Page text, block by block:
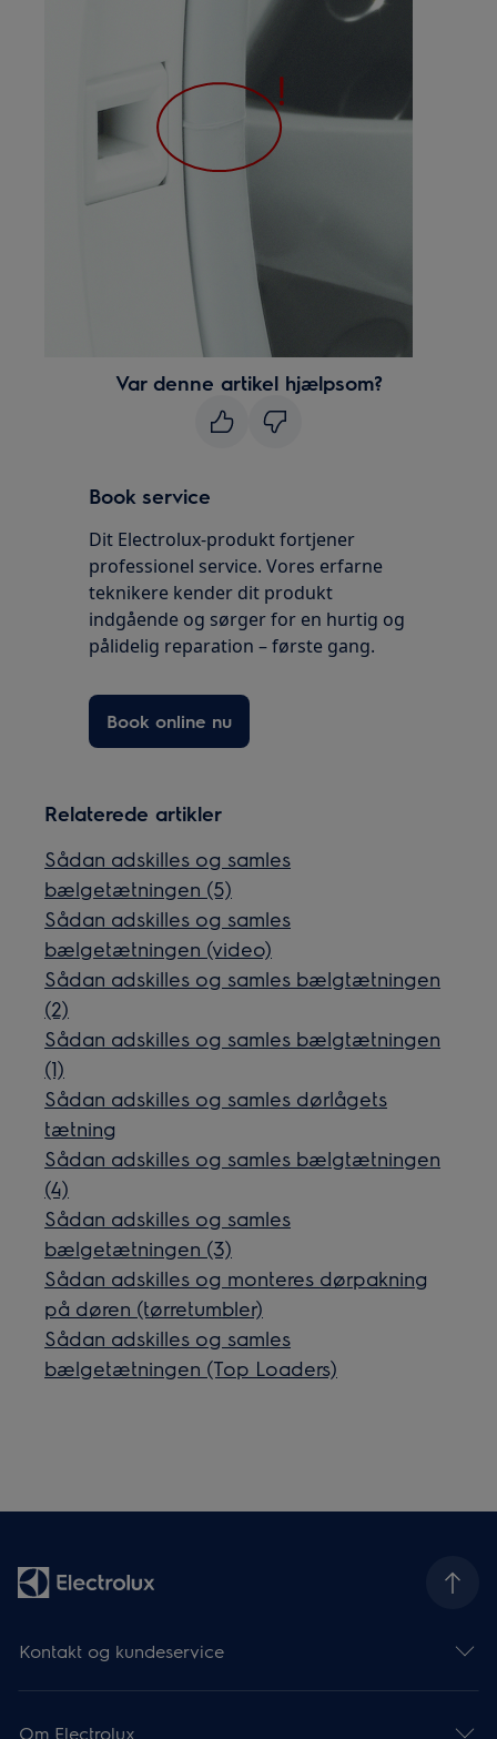
Var denne artikel hjælpsom?
Book service
Dit Electrolux-produkt fortjener
professionel service. Vores erfarne
teknikere kender dit produkt
indgående og sørger for en hurtig og
pålidelig reparation – første gang.
Book online nu
Relaterede artikler
Sådan adskilles og samles
bælgetætningen (5)
Sådan adskilles og samles
bælgetætningen (video)
Sådan adskilles og samles bælgtætningen
(2)
Sådan adskilles og samles bælgtætningen
(1)
Sådan adskilles og samles dørlågets
tætning
Sådan adskilles og samles bælgtætningen
(4)
Sådan adskilles og samles
bælgetætningen (3)
Sådan adskilles og monteres dørpakning
på døren (tørretumbler)
Sådan adskilles og samles
bælgetætningen (Top Loaders)
Kontakt og kundeservice
Om Electrolux